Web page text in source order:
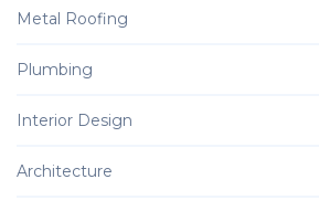
Metal Roofing
Plumbing
Interior Design
Architecture